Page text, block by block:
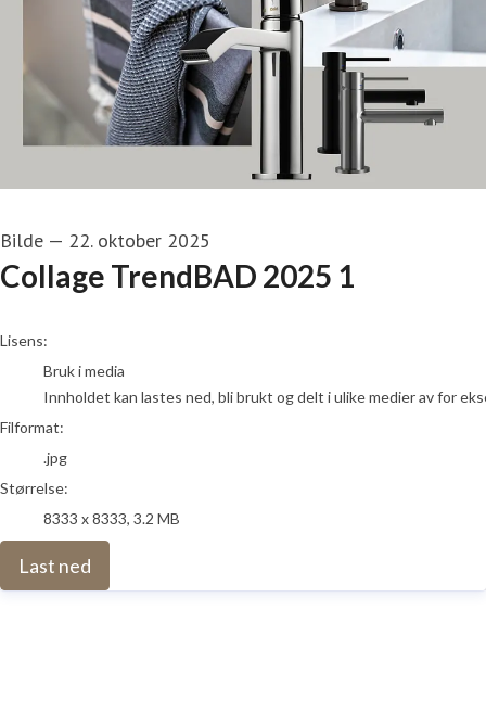
Bilde — 22. oktober 2025
Collage TrendBAD 2025 1
go to media item
Lisens:
Bruk i media
Innholdet kan lastes ned, bli brukt og delt i ulike medier av for
Filformat:
.jpg
Størrelse:
8333 x 8333, 3.2 MB
Last ned